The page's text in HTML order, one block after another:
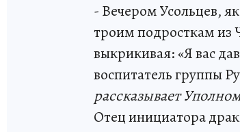
- Вечером Усольцев,
троим подросткам из
выкрикивая: «Я вас
воспитатель группы
рассказывает
Отец инициатора